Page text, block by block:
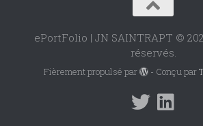
ePortFolio | JN SAINTRAPT ©
réservés.
Fièrement propulsé par - Conçu par